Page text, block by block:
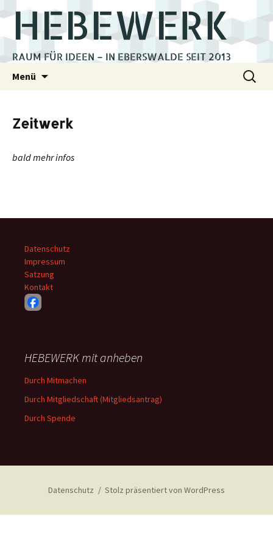
HEBEWERK
RAUM FÜR IDEEN – IN EBERSWALDE SEIT 2013
Menü
Suchen
nach:
Zeitwerk
bald mehr infos
Datenschutz
Impressum
Satzung
Kontakt
HEBEWERK mit anheben
Durch Mitmachen
Durch Mitgliedschaft (Mitgliedsantrag)
Durch Spende
Datenschutz Stolz präsentiert von WordPress